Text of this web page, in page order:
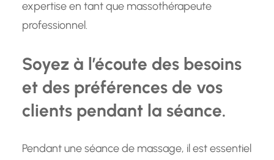
expertise en tant que massothérapeute
professionnel.
Soyez à l’écoute des besoins
et des préférences de vos
clients pendant la séance.
Pendant une séance de massage, il est essentiel